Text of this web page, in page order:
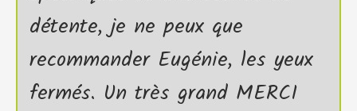
détente, je ne peux que
recommander Eugénie, les yeux
fermés. Un très grand MERCI